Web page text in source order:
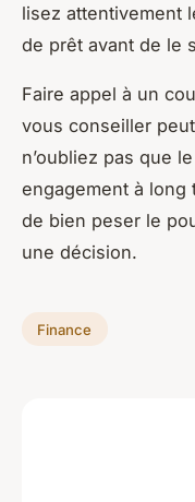
lisez attentivement
de prêt avant de le
Faire appel à un
vous conseiller
n’oubliez pas que
engagement à long
de bien peser le
une décision.
Finance